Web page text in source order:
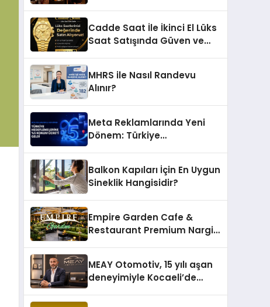
Dikkat Çekiyor
Cadde Saat İle İkinci El Lüks
Saat Satışında Güven ve
MHRS ile Nasıl Randevu
Alınır?
Meta Reklamlarında Yeni
Dönem: Türkiye
Balkon Kapıları İçin En Uygun
Sineklik Hangisidir?
Empire Garden Cafe &
Restaurant Premium Nargile
MEAY Otomotiv, 15 yılı aşan
deneyimiyle Kocaeli’de